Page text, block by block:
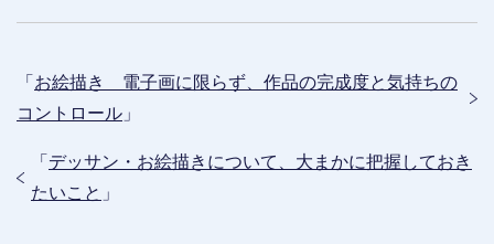
「 お絵描き 電子画に限らず、作品の完成度と気持ちの
コントロール 」
「 デッサン・お絵描きについて、大まかに把握しておき
たいこと 」